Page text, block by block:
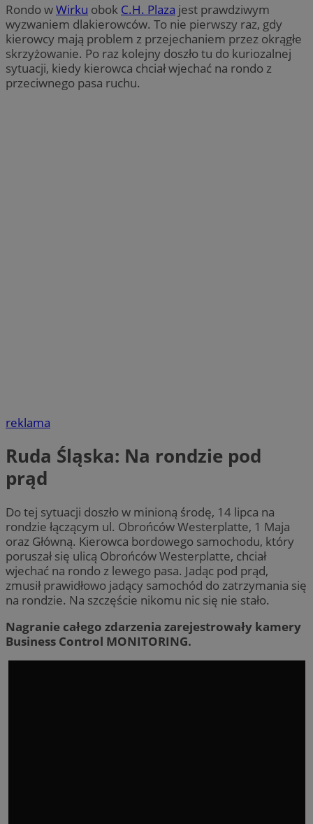
Rondo wWirku obok C.H. Plaza jest prawdziwym
wyzwaniem dlakierowców. To nie pierwszy raz, gdy
kierowcy mają problem z przejechaniem przez okrągłe
skrzyżowanie. Po raz kolejny doszło tu do kuriozalnej
sytuacji, kiedy kierowca chciał wjechać na rondo z
przeciwnego pasa ruchu.
reklama
Ruda Śląska: Na rondzie pod
prąd
Do tej sytuacji doszło w minioną środę, 14 lipca na
rondzie łączącym ul. Obrońców Westerplatte, 1 Maja
oraz Główną. Kierowca bordowego samochodu, który
poruszał się ulicą Obrońców Westerplatte, chciał
wjechać na rondo z lewego pasa. Jadąc pod prąd,
zmusił prawidłowo jadący samochód do zatrzymania się
na rondzie. Na szczęście nikomu nic się nie stało.
Nagranie całego zdarzenia zarejestrowały kamery
Business Control MONITORING.